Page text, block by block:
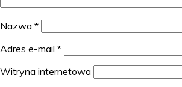
Nazwa *
Adres e-mail *
Witryna internetowa